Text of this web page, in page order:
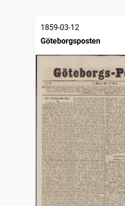
1859-03-12
Göteborgsposten